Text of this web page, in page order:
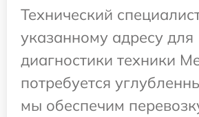
Технический
указанному адресу для
диагностики техники
потребуется
мы обеспечим